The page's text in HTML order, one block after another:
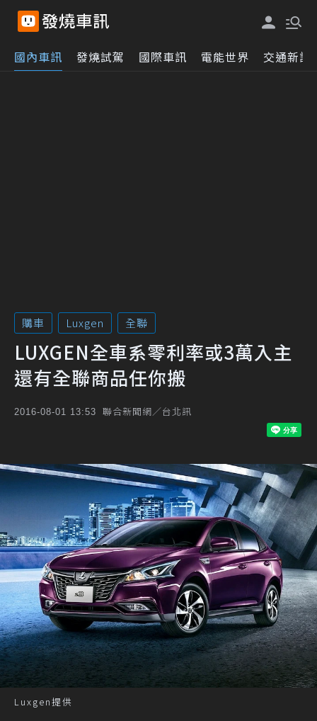
國內車訊 發燒試駕 國際車訊 電能世界 交通新訊
購車 Luxgen 全聯
LUXGEN全車系零利率或3萬入主
還有全聯商品任你搬
2016-08-01 13:53 聯合新聞網／台北訊
Luxgen提供